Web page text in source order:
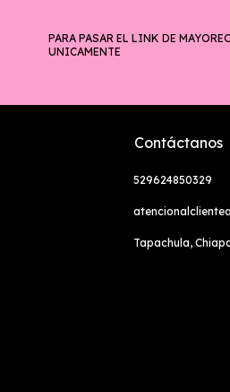
PARA PASAR EL LINK DE
UNICAMENTE
Contáctanos
529624850329
Tapachula,